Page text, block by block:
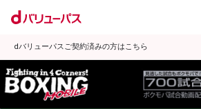
dバリューパスご契約済みの方はこちら